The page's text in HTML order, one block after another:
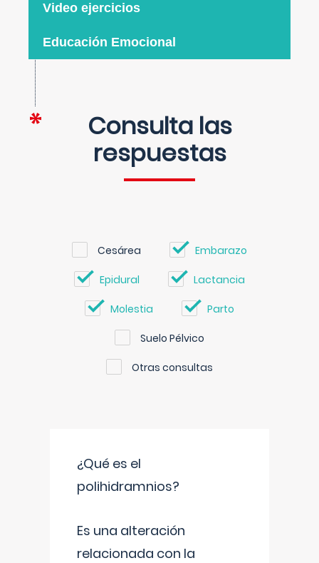
Video ejercicios
Educación Emocional
Consulta las
respuestas
Cesárea Embarazo
Epidural Lactancia
Molestia Parto
Suelo Pélvico
Otras consultas
¿Qué es el
polihidramnios?
Es una alteración
relacionada con la